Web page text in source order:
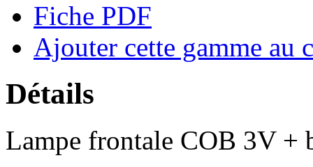
Fiche PDF
Ajouter cette gamme au
Détails
Lampe frontale COB 3V +